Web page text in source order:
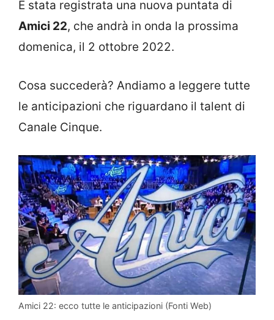
È stata registrata una nuova puntata di
Amici 22, che andrà in onda la prossima
domenica, il 2 ottobre 2022.
Cosa succederà? Andiamo a leggere tutte
le anticipazioni che riguardano il talent di
Canale Cinque.
Amici 22: ecco tutte le anticipazioni (Fonti Web)